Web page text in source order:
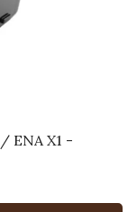
ENA X1 -